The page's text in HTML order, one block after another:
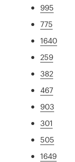
995
775
1640
259
382
467
903
301
505
1649